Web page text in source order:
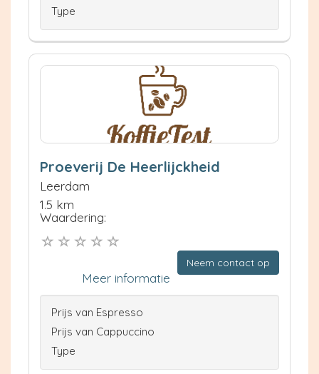
Type
Proeverij De Heerlijckheid
Leerdam
1.5 km
Waardering:
Neem contact op
Meer informatie
Prijs van Espresso
Prijs van Cappuccino
Type